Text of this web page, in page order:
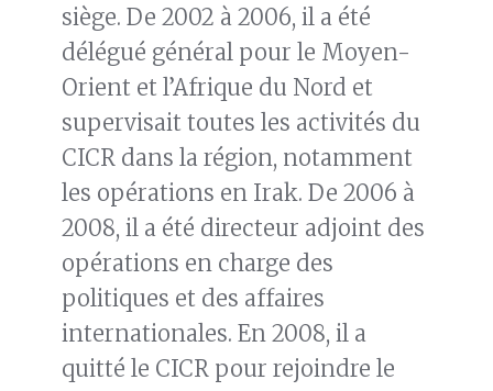
siège. De 2002 à 2006, il a été
délégué général pour le Moyen-
Orient et l’Afrique du Nord et
supervisait toutes les activités du
CICR dans la région, notamment
les opérations en Irak. De 2006 à
2008, il a été directeur adjoint des
opérations en charge des
politiques et des affaires
internationales. En 2008, il a
quitté le CICR pour rejoindre le